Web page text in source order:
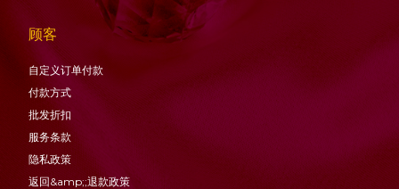
顾客
自定义订单付款
付款方式
批发折扣
服务条款
隐私政策
返回&amp;;退款政策